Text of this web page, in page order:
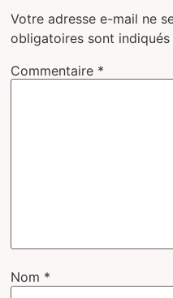
Votre adresse e-mail ne
obligatoires sont indiqués
Commentaire *
Nom *